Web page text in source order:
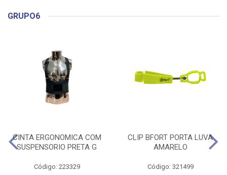
GRUPO6
CINTA ERGONOMICA COM
SUSPENSORIO PRETA G
Código: 223329
CLIP BFORT PORTA LUVA
AMARELO
Código: 321499